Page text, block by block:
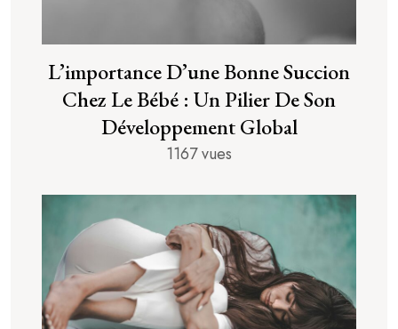
L’importance D’une Bonne Succion
Chez Le Bébé : Un Pilier De Son
Développement Global
1167 vues